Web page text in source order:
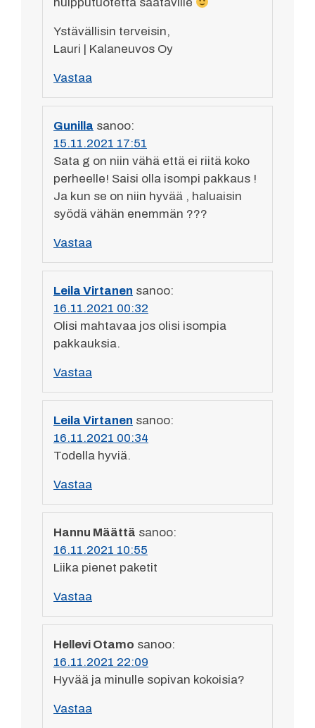
huipputuotetta saataville
Ystävällisin terveisin,
Lauri | Kalaneuvos Oy
Vastaa
Gunilla sanoo:
15.11.2021 17:51
Sata g on niin vähä että ei riitä koko
perheelle! Saisi olla isompi pakkaus !
Ja kun se on niin hyvää , haluaisin
syödä vähän enemmän ???
Vastaa
Leila Virtanen sanoo:
16.11.2021 00:32
Olisi mahtavaa jos olisi isompia
pakkauksia.
Vastaa
Leila Virtanen sanoo:
16.11.2021 00:34
Todella hyviä.
Vastaa
Hannu Määttä sanoo:
16.11.2021 10:55
Liika pienet paketit
Vastaa
Hellevi Otamo sanoo:
16.11.2021 22:09
Hyvää ja minulle sopivan kokoisia?
Vastaa